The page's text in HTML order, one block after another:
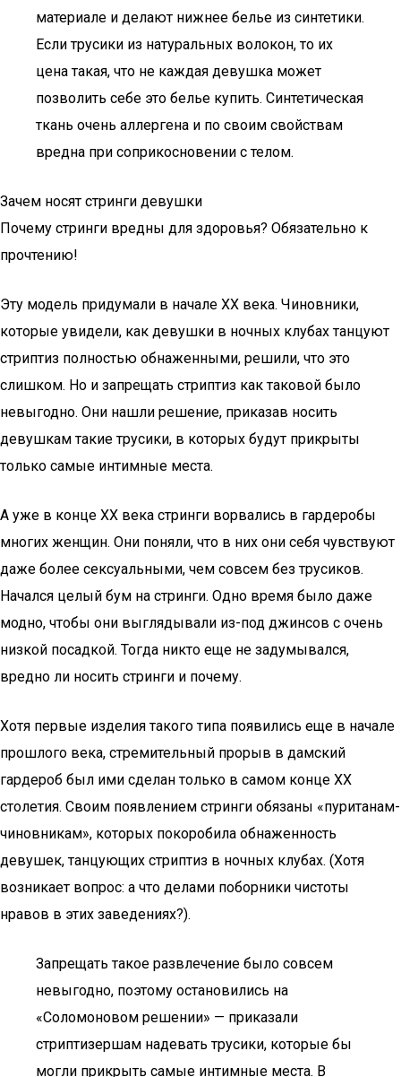
материале и делают нижнее белье из синтетики.
Если трусики из натуральных волокон, то их
цена такая, что не каждая девушка может
позволить себе это белье купить. Синтетическая
ткань очень аллергена и по своим свойствам
вредна при соприкосновении с телом.
Зачем носят стринги девушки
Почему стринги вредны для здоровья? Обязательно к
прочтению!
Эту модель придумали в начале ХХ века. Чиновники,
которые увидели, как девушки в ночных клубах танцуют
стриптиз полностью обнаженными, решили, что это
слишком. Но и запрещать стриптиз как таковой было
невыгодно. Они нашли решение, приказав носить
девушкам такие трусики, в которых будут прикрыты
только самые интимные места.
А уже в конце ХХ века стринги ворвались в гардеробы
многих женщин. Они поняли, что в них они себя чувствуют
даже более сексуальными, чем совсем без трусиков.
Начался целый бум на стринги. Одно время было даже
модно, чтобы они выглядывали из-под джинсов с очень
низкой посадкой. Тогда никто еще не задумывался,
вредно ли носить стринги и почему.
Хотя первые изделия такого типа появились еще в начале
прошлого века, стремительный прорыв в дамский
гардероб был ими сделан только в самом конце ХХ
столетия. Своим появлением стринги обязаны «пуританам-
чиновникам», которых покоробила обнаженность
девушек, танцующих стриптиз в ночных клубах. (Хотя
возникает вопрос: а что делами поборники чистоты
нравов в этих заведениях?).
Запрещать такое развлечение было совсем
невыгодно, поэтому остановились на
«Соломоновом решении» — приказали
стриптизершам надевать трусики, которые бы
могли прикрыть самые интимные места. В